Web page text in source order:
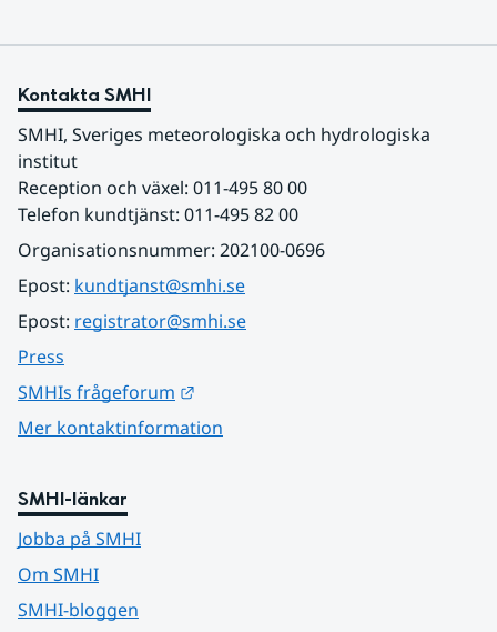
Kontakta SMHI
SMHI, Sveriges meteorologiska och hydrologiska
institut
Reception och växel: 011-495 80 00
Telefon kundtjänst: 011-495 82 00
Organisationsnummer: 202100-0696
Epost: kundtjanst@smhi.se
Epost: registrator@smhi.se
Press
SMHIs frågeforum
Mer kontaktinformation
SMHI-länkar
Jobba på SMHI
Om SMHI
SMHI-bloggen